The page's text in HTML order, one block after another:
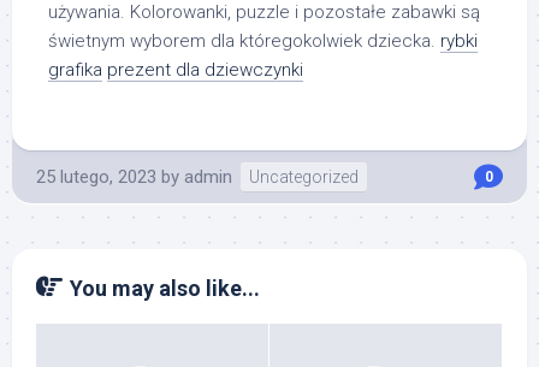
używania. Kolorowanki, puzzle i pozostałe zabawki są
świetnym wyborem dla któregokolwiek dziecka. rybki
grafika prezent dla dziewczynki
25 lutego, 2023 by admin Uncategorized 0
You may also like...